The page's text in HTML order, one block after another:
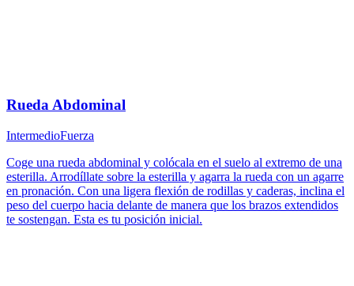
Rueda Abdominal
IntermedioFuerza
Coge una rueda abdominal y colócala en el suelo al extremo de una
esterilla. Arrodíllate sobre la esterilla y agarra la rueda con un agarre
en pronación. Con una ligera flexión de rodillas y caderas, inclina el
peso del cuerpo hacia delante de manera que los brazos extendidos
te sostengan. Esta es tu posición inicial.